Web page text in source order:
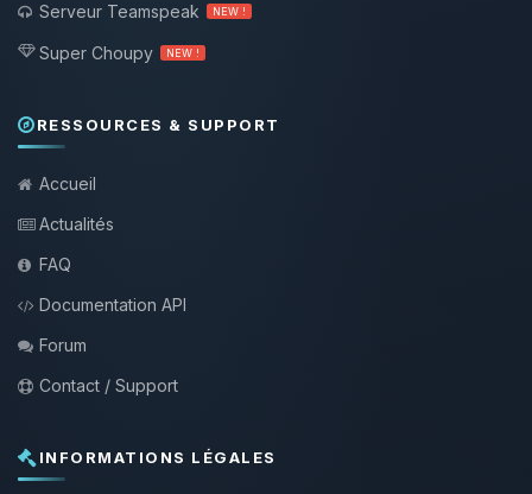
Serveur Teamspeak
NEW !
Super Choupy NEW !
RESSOURCES & SUPPORT
Accueil
Actualités
FAQ
Documentation API
Forum
Contact / Support
INFORMATIONS LÉGALES